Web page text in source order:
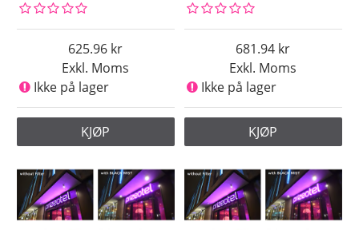
Exkl. Moms
625.96
Ikke på lager
KJØP
Exkl. Moms
681.94
Ikke på lager
KJØP